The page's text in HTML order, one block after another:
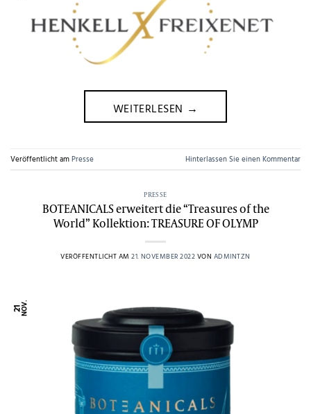
WEITERLESEN →
Veröffentlicht amPresse Hinterlassen Sie einen Kommentar
PRESSE
BOTEANICALS erweitert die “Treasures of the
World” Kollektion: TREASURE OF OLYMP
VERÖFFENTLICHT AM21. NOVEMBER 2022 VON ADMINTZN
21NOV.